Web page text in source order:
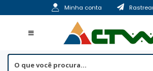
to
content
Minha conta